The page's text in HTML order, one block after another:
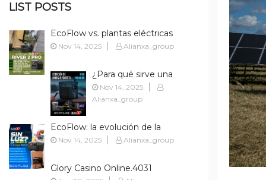
LIST POSTS
EcoFlow vs. plantas eléctricas
tradicionales: la comparación
Nov 14, 2025 Alianxa_group
¿Para qué sirve una
EcoFlow? 10 usos
reales que te facilitan la
Nov 14, 2025
Alianxa_group
EcoFlow: la evolución de la
energía portátil y por qué es la
Nov 14, 2025 Alianxa_group
Glory Casino Online.4031